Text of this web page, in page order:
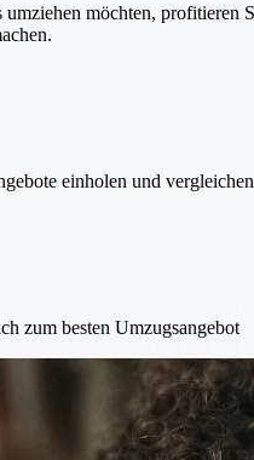
umziehen möchten, profitieren
einholen und vergleichen
zum besten Umzugsangebot